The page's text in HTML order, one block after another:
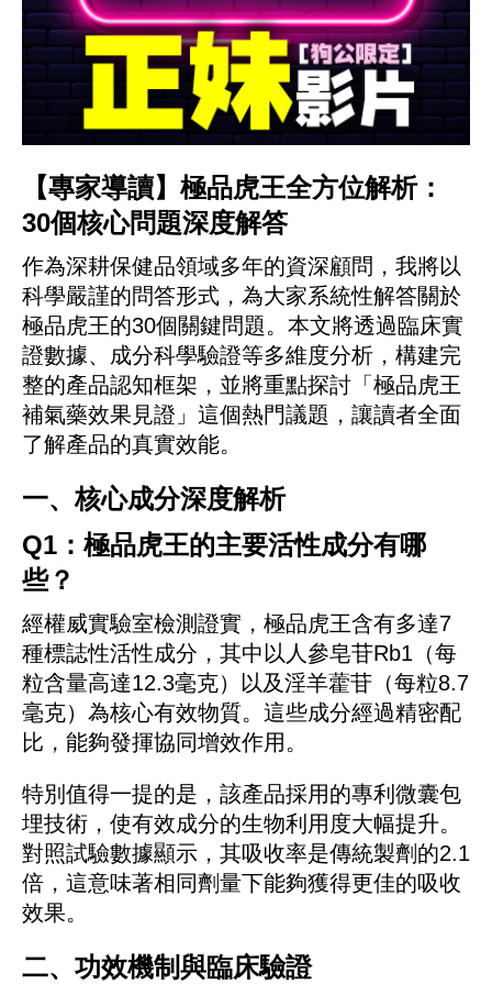
【專家導讀】極品虎王全方位解析：
30個核心問題深度解答
作為深耕保健品領域多年的資深顧問，我將以
科學嚴謹的問答形式，為大家系統性解答關於
極品虎王的30個關鍵問題。本文將透過臨床實
證數據、成分科學驗證等多維度分析，構建完
整的產品認知框架，並將重點探討「極品虎王
補氣藥效果見證」這個熱門議題，讓讀者全面
了解產品的真實效能。
一、核心成分深度解析
Q1：極品虎王的主要活性成分有哪
些？
經權威實驗室檢測證實，極品虎王含有多達7
種標誌性活性成分，其中以人參皂苷Rb1（每
粒含量高達12.3毫克）以及淫羊藿苷（每粒8.7
毫克）為核心有效物質。這些成分經過精密配
比，能夠發揮協同增效作用。
特別值得一提的是，該產品採用的專利微囊包
埋技術，使有效成分的生物利用度大幅提升。
對照試驗數據顯示，其吸收率是傳統製劑的2.1
倍，這意味著相同劑量下能夠獲得更佳的吸收
效果。
二、功效機制與臨床驗證